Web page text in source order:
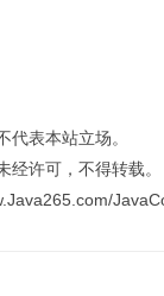
代表本站立场。
经许可，不得转载。